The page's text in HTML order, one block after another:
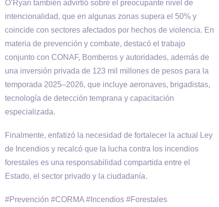
O’Ryan también advirtió sobre el preocupante nivel de
intencionalidad, que en algunas zonas supera el 50% y
coincide con sectores afectados por hechos de violencia. En
materia de prevención y combate, destacó el trabajo
conjunto con CONAF, Bomberos y autoridades, además de
una inversión privada de 123 mil millones de pesos para la
temporada 2025–2026, que incluye aeronaves, brigadistas,
tecnología de detección temprana y capacitación
especializada.
Finalmente, enfatizó la necesidad de fortalecer la actual Ley
de Incendios y recalcó que la lucha contra los incendios
forestales es una responsabilidad compartida entre el
Estado, el sector privado y la ciudadanía.
#Prevención #CORMA #Incendios #Forestales